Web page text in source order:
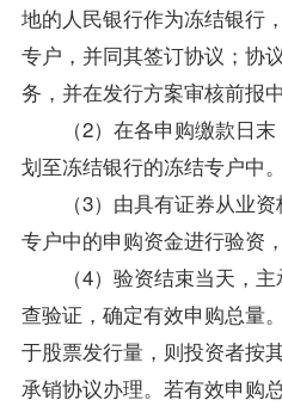
地的人民银行作为冻结银行
专户，并同其签订协议；协
务，并在发行方案审核前报
（2）在各申购缴款日末
划至冻结银行的冻结专户中。
（3）由具有证券从业资
专户中的申购资金进行验资
（4）验资结束当天，主
查验证，确定有效申购总量
于股票发行量，则投资者按
承销协议办理。若有效申购